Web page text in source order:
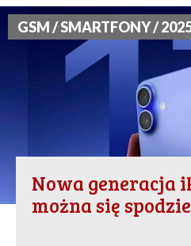
GSM / SMARTFONY /
Nowa generacja
można się